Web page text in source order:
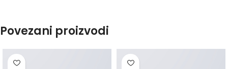
Povezani proizvodi